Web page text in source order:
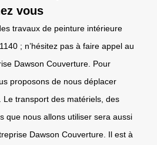
vous
travaux de peinture intérieure
; n’hésitez pas à faire appel au
Dawson Couverture. Pour
proposons de nous déplacer
Le transport des matériels, des
que nous allons utiliser sera aussi
Dawson Couverture. Il est à